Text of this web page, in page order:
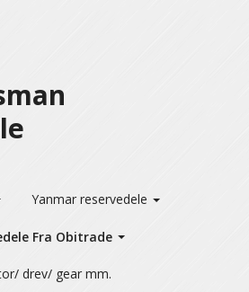
Yanmar reservedele
Fra Obitrade
drev/ gear mm.